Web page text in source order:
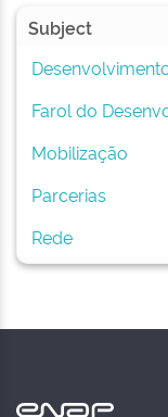
Subject
Farol do
Mobilização
Parcerias
Rede